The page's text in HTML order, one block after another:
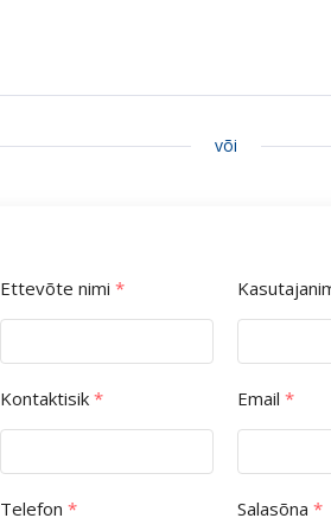
või
Ettevõte nimi *
Kontaktisik *
Telefon *
Email *
Salasõna *